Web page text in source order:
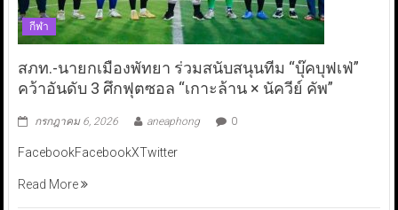
กีฬา
สภท.-นายกเมืองพัทยา ร่วมสนับสนุนทีม “บุ๊คบุฟเฟ่”
คว้าอันดับ 3 ศึกฟุตซอล “เกาะล้าน × นัควีย์ คัพ”
กรกฎาคม 6, 2026 aneaphong 0
FacebookFacebookXTwitter
Read More